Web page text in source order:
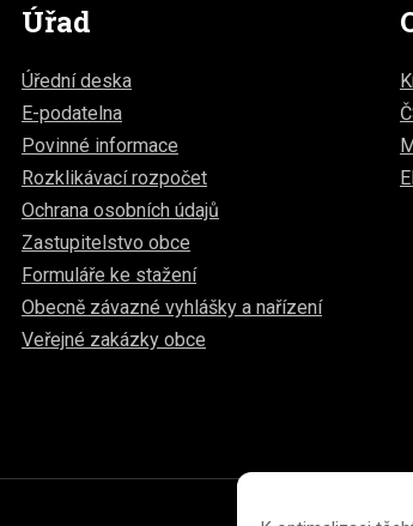
Úřad
Úřední deska
E-podatelna
Povinné informace
Rozklikávací rozpočet
Ochrana osobních údajů
Zastupitelstvo obce
Formuláře ke stažení
Obecně závazné vyhlášky a nařízení
Veřejné zakázky obce